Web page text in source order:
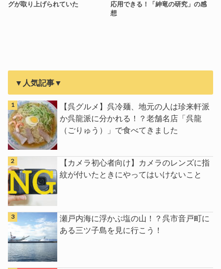
グが取り上げられていた
応用できる！「紳竜の研究」の感
想
▼人気記事▼
【呉グルメ】呉冷麺、地元の人は珍来軒派
か呉龍派に分かれる！？老舗名店「呉龍
（ごりゅう）」で食べてきました
【カメラ初心者向け】カメラのレンズに指
紋が付いたときにやってはいけないこと
瀬戸内海に浮かぶ塩の山！？呉市音戸町に
ある三ツ子島を見に行こう！